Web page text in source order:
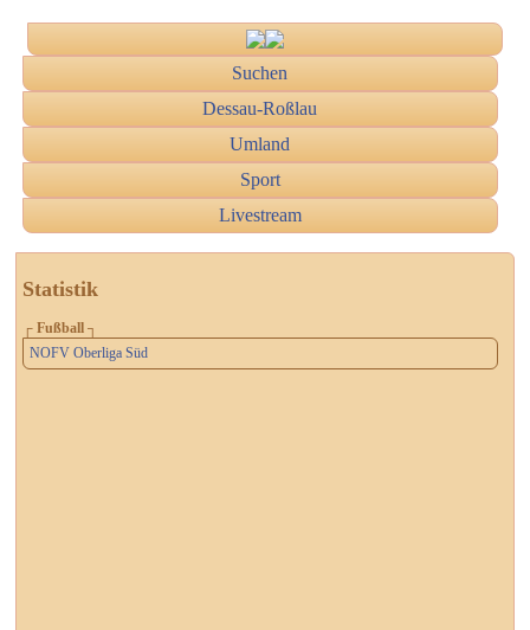
Suchen
Dessau-Roßlau
Umland
Sport
Livestream
Statistik
┌ Fußball ┐
NOFV Oberliga Süd